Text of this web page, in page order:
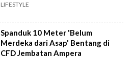
LIFESTYLE
Spanduk 10 Meter 'Belum
Merdeka dari Asap' Bentang di
CFD Jembatan Ampera